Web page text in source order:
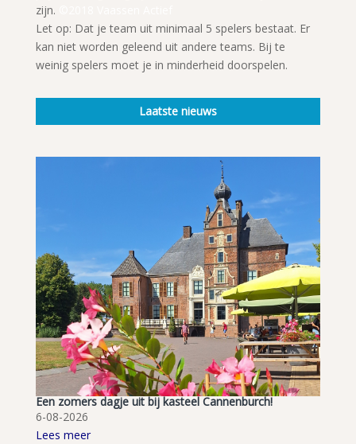
zijn.
Let op: Dat je team uit minimaal 5 spelers bestaat. Er
kan niet worden geleend uit andere teams. Bij te
weinig spelers moet je in minderheid doorspelen.
Laatste nieuws
Een zomers dagje uit bij kasteel Cannenburch!
6-08-2026
Lees meer